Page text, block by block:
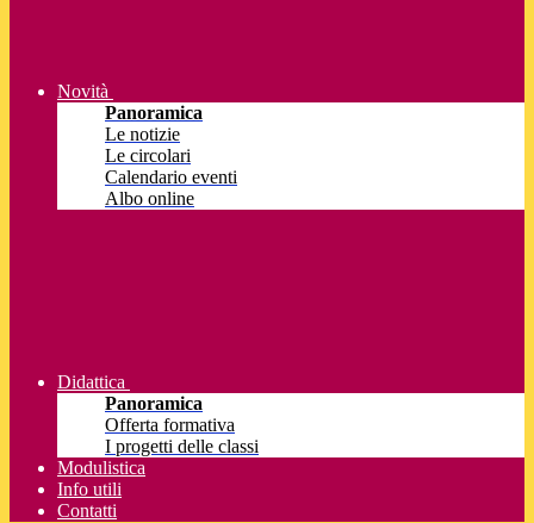
Novità
Panoramica
Le notizie
Le circolari
Calendario eventi
Albo online
Didattica
Panoramica
Offerta formativa
I progetti delle classi
Modulistica
Info utili
Contatti